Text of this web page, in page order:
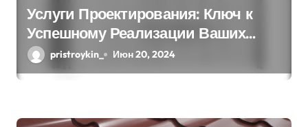
Услуги Проектирования: Ключ к
Успешному Реализации Ваших
Идейpristroykin_ Июн 20, 2024